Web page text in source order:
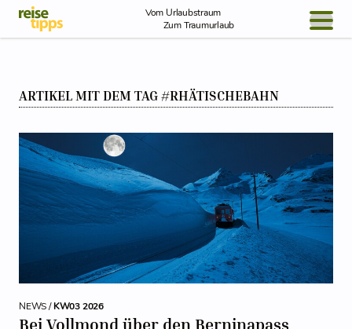
Skip to Content
Vom Urlaubstraum
Zum Traumurlaub
NEWS
ARTIKEL MIT DEM TAG #RHÄTISCHEBAHN
NEWS /KW03 2026
Bei Vollmond über den Berninapass